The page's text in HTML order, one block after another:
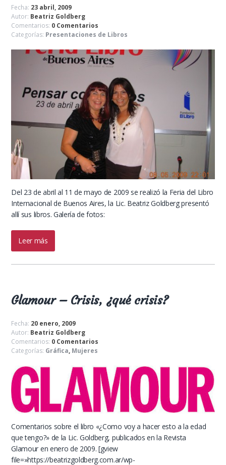
Fecha: 23 abril, 2009
Autor: Beatriz Goldberg
Comentarios: 0 Comentarios
Categorías: Presentaciones de Libros
Del 23 de abril al 11 de mayo de 2009 se realizó la Feria del Libro
Internacional de Buenos Aires, la Lic. Beatriz Goldberg presentó
allí sus libros. Galería de fotos:
Leer más
Glamour – Crisis, ¿qué crisis?
Fecha: 20 enero, 2009
Autor: Beatriz Goldberg
Comentarios: 0 Comentarios
Categorías: Gráfica, Mujeres
Comentarios sobre el libro «¿Como voy a hacer esto a la edad
que tengo?» de la Lic. Goldberg, publicados en la Revista
Glamour en enero de 2009. [gview
file=»https://beatrizgoldberg.com.ar/wp-